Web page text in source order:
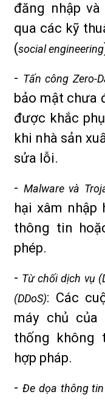
đăng nhập
qua các kỹ
(social engineering
- Tấn công Zero-
bảo mật chưa
được khắc
khi nhà sản
sửa lỗi.
- Malware và
hại xâm nhập
thông tin
phép.
- Từ chối dịch vụ
(DDoS): Các
máy chủ của
thống không
hợp pháp.
- Đe dọa thông